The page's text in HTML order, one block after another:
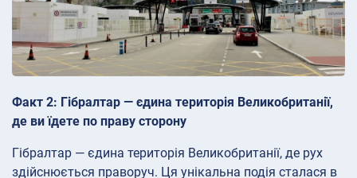
Факт 2: Гібралтар — єдина територія Великобританії,
де ви їдете по праву сторону
Гібралтар — єдина територія Великобританії, де рух
здійснюється праворуч. Ця унікальна подія сталася в